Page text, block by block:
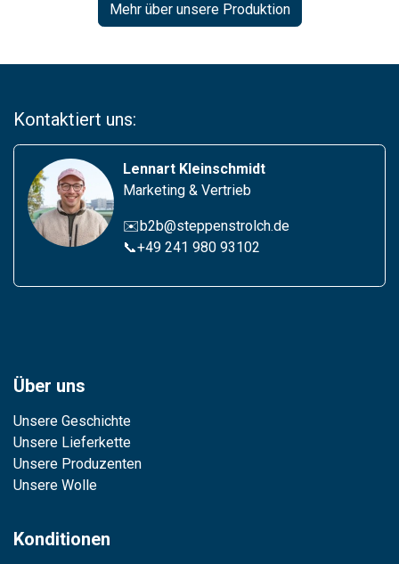
Mehr über unsere Produktion
Kontaktiert uns:
Lennart Kleinschmidt
Marketing & Vertrieb
✉️b2b@steppenstrolch.de
📞+49 241 980 93102
Über uns
Unsere Geschichte
Unsere Lieferkette
Unsere Produzenten
Unsere Wolle
Konditionen